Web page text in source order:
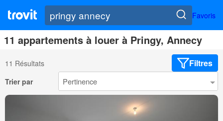
Favoris
11 appartements à louer à Pringy, Annecy
11 Résultats Filtres
Trier par